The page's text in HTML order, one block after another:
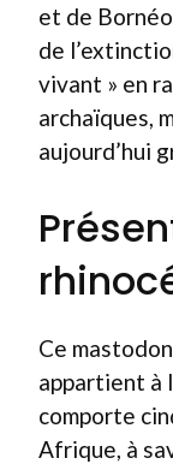
et de
de
vivant » en
archaïques,
aujourd’hui
Ce
appartient à
comporte
Afrique, à